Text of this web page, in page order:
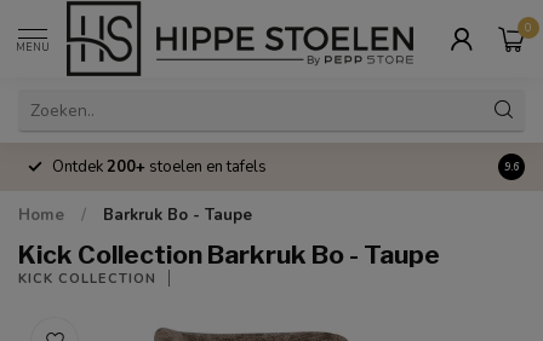
MENU
0
Ontdek200+ stoelen en tafels 9.6
Home / Barkruk Bo - Taupe
Kick Collection Barkruk Bo - Taupe
KICK COLLECTION